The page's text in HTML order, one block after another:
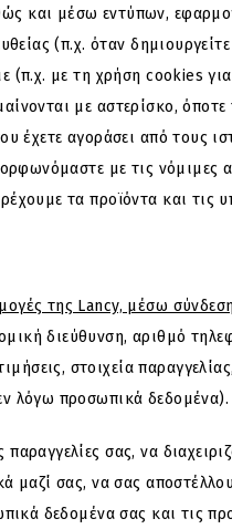
και μέσω εντύπων,
(π.χ. όταν
με τη χρήση cookies
με αστερίσκο,
έχετε αγοράσει από τους
με τις νόμιμες
τα προϊόντα και τις
της Lancy, μέσω
διεύθυνση, αριθμό
στοιχεία
λόγω προσωπικά δεδομένα).
σας, να
μαζί σας, να σας
δεδομένα σας και τις